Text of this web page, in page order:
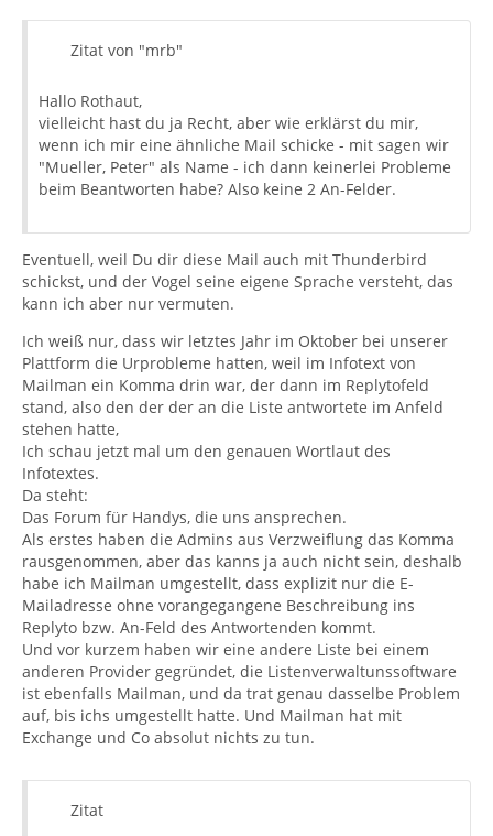
Zitat von "mrb"
Hallo Rothaut,
vielleicht hast du ja Recht, aber wie erklärst du mir,
wenn ich mir eine ähnliche Mail schicke - mit sagen wir
"Mueller, Peter" als Name - ich dann keinerlei Probleme
beim Beantworten habe? Also keine 2 An-Felder.
Eventuell, weil Du dir diese Mail auch mit Thunderbird
schickst, und der Vogel seine eigene Sprache versteht, das
kann ich aber nur vermuten.
Ich weiß nur, dass wir letztes Jahr im Oktober bei unserer
Plattform die Urprobleme hatten, weil im Infotext von
Mailman ein Komma drin war, der dann im Replytofeld
stand, also den der der an die Liste antwortete im Anfeld
stehen hatte,
Ich schau jetzt mal um den genauen Wortlaut des
Infotextes.
Da steht:
Das Forum für Handys, die uns ansprechen.
Als erstes haben die Admins aus Verzweiflung das Komma
rausgenommen, aber das kanns ja auch nicht sein, deshalb
habe ich Mailman umgestellt, dass explizit nur die E-
Mailadresse ohne vorangegangene Beschreibung ins
Replyto bzw. An-Feld des Antwortenden kommt.
Und vor kurzem haben wir eine andere Liste bei einem
anderen Provider gegründet, die Listenverwaltunssoftware
ist ebenfalls Mailman, und da trat genau dasselbe Problem
auf, bis ichs umgestellt hatte. Und Mailman hat mit
Exchange und Co absolut nichts zu tun.
Zitat